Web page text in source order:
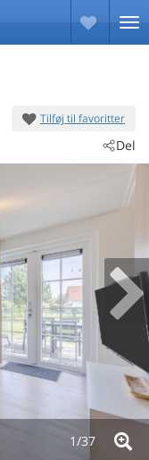
Tilføj til favoritter
Del
1/37